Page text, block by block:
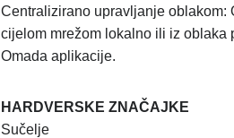
Centralizirano upravljanje oblakom:
cijelom mrežom lokalno ili iz oblaka
Omada aplikacije.
HARDVERSKE ZNAČAJKE
Sučelje